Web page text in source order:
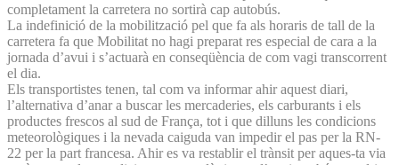
completament la carretera no sortirà cap autobús.
La indefinició de la mobilització pel que fa als horaris de tall de la
carretera fa que Mobilitat no hagi preparat res especial de cara a la
jornada d’avui i s’actuarà en conseqüència de com vagi transcorrent
el dia.
Els transportistes tenen, tal com va informar ahir aquest diari,
l’alternativa d’anar a buscar les mercaderies, els carburants i els
productes frescos al sud de França, tot i que dilluns les condicions
meteorològiques i la nevada caiguda van impedir el pas per la RN-
22 per la part francesa. Ahir es va restablir el trànsit per aques-ta via